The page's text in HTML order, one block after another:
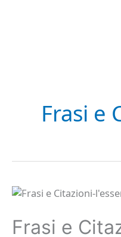
Frasi e
Frasi e
Frasi
e
l’Essere
Umano